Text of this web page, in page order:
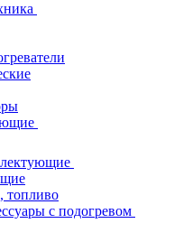
топливо
с подогревом